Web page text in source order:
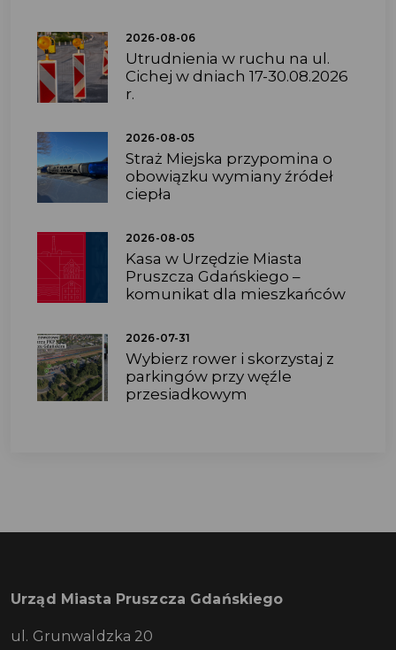
2026-08-06
Utrudnienia w ruchu na ul.
Cichej w dniach 17-30.08.2026
r.
2026-08-05
Straż Miejska przypomina o
obowiązku wymiany źródeł
ciepła
2026-08-05
Kasa w Urzędzie Miasta
Pruszcza Gdańskiego –
komunikat dla mieszkańców
2026-07-31
Wybierz rower i skorzystaj z
parkingów przy węźle
przesiadkowym
Urząd Miasta Pruszcza Gdańskiego
ul. Grunwaldzka 20